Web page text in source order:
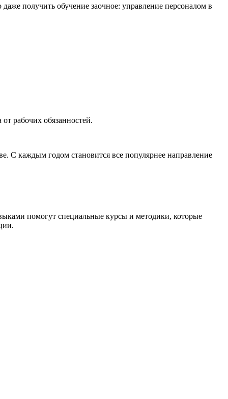
получить обучение заочное: управление персоналом в
рабочих обязанностей.
С каждым годом становится все популярнее направление
помогут специальные курсы и методики, которые